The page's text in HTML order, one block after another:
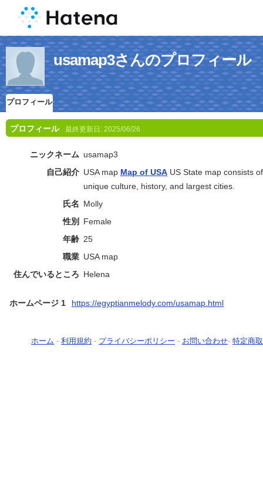
usamap3さんのプロフィール
プロフィール
プロフィール 最終更新日: 2025/06/26
ニックネーム usamap3
自己紹介 USA map Map of USA US State map consists
unique culture, history, and largest cities.
氏名 Molly
性別
Female
年齢 25
職業 USA map
住んでいるところ Helena
ホームページ 1 https://egyptianmelody.com/usamap.html
ホーム - 利用規約 - プライバシーポリシー - お問い合わせ- 特定商